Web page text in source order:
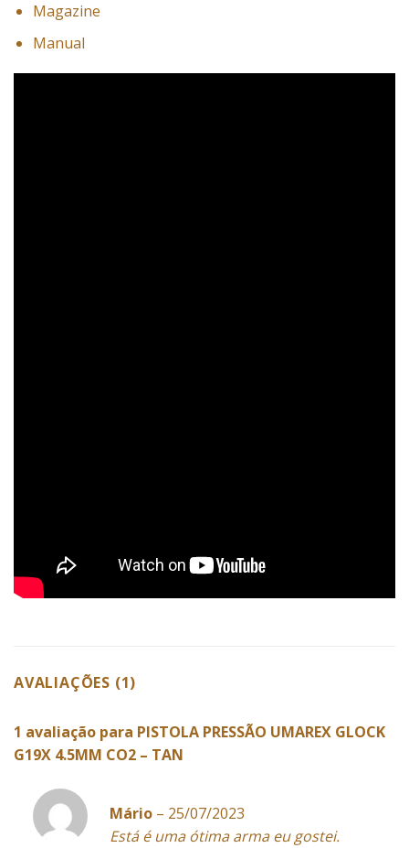
Magazine
Manual
AVALIAÇÕES (1)
1 avaliação para PISTOLA PRESSÃO UMAREX GLOCK
G19X 4.5MM CO2 – TAN
Mário – 25/07/2023
Está é uma ótima arma eu gostei.